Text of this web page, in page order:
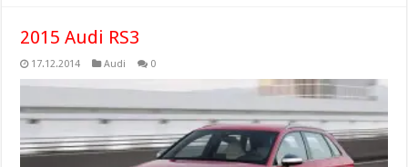
2015 Audi RS3
17.12.2014 Audi 0